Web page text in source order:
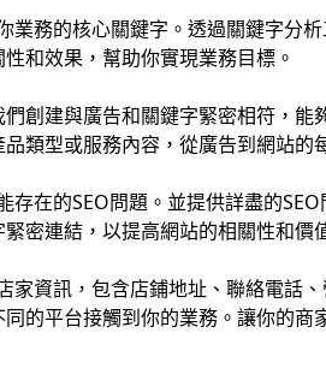
務的核心關鍵字。透過關鍵字分
和效果，幫助你實現業務目標。
創建與廣告和關鍵字緊密相符，能
類型或服務內容，從廣告到網站的
在的SEO問題。並提供詳盡的
密連結，以提高網站的相關性和價
資訊，包含店鋪地址、聯絡電話
的平台接觸到你的業務。讓你的商